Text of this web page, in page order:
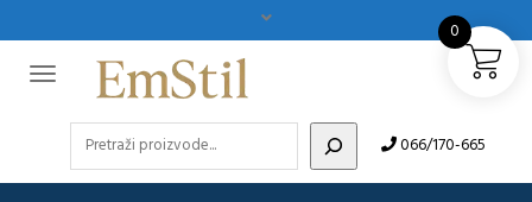
066/170-665
0